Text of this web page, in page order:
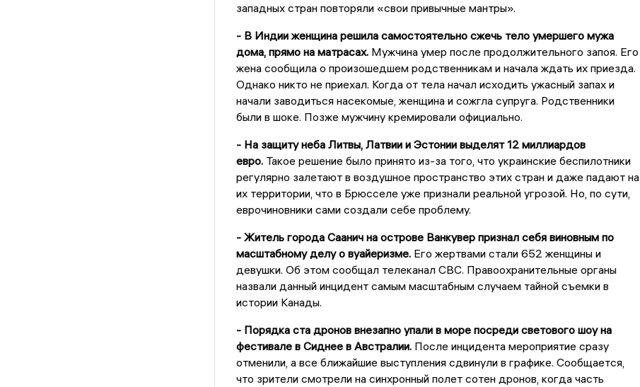
западных стран повторяли «свои привычные мантры».
- В Индии женщина решила самостоятельно сжечь тело умершего мужа
дома, прямо на матрасах.Мужчина умер после продолжительного запоя. Его
жена сообщила о произошедшем родственникам и начала ждать их приезда.
Однако никто не приехал. Когда от тела начал исходить ужасный запах и
начали заводиться насекомые, женщина и сожгла супруга. Родственники
были в шоке. Позже мужчину кремировали официально.
- На защиту неба Литвы, Латвии и Эстонии выделят 12 миллиардов
евро.Такое решение было принято из-за того, что украинские беспилотники
регулярно залетают в воздушное пространство этих стран и даже падают на
их территории, что в Брюсселе уже признали реальной угрозой. Но, по сути,
еврочиновники сами создали себе проблему.
- Житель города Саанич на острове Ванкувер признал себя виновным по
масштабному делу о вуайеризме.Его жертвами стали 652 женщины и
девушки. Об этом сообщал телеканал CBC. Правоохранительные органы
назвали данный инцидент самым масштабным случаем тайной съемки в
истории Канады.
- Порядка ста дронов внезапно упали в море посреди светового шоу на
фестивале в Сиднее в Австралии.После инцидента мероприятие сразу
отменили, а все ближайшие выступления сдвинули в графике. Сообщается,
что зрители смотрели на синхронный полет сотен дронов, когда часть